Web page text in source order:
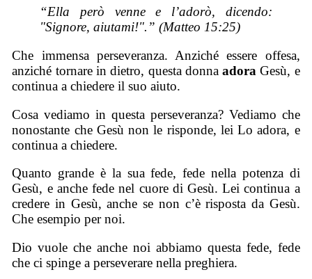
“Ella però venne e l’adorò, dicendo:
"Signore, aiutami!".” (Matteo 15:25)
Che immensa perseveranza. Anziché essere offesa,
anziché tornare in dietro, questa donnaadora Gesù, e
continua a chiedere il suo aiuto.
Cosa vediamo in questa perseveranza? Vediamo che
nonostante che Gesù non le risponde, lei Lo adora, e
continua a chiedere.
Quanto grande è la sua fede, fede nella potenza di
Gesù, e anche fede nel cuore di Gesù. Lei continua a
credere in Gesù, anche se non c’è risposta da Gesù.
Che esempio per noi.
Dio vuole che anche noi abbiamo questa fede, fede
che ci spinge a perseverare nella preghiera.